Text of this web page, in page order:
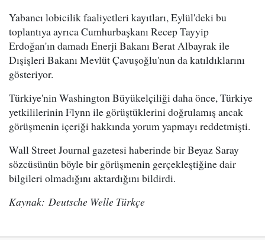
Yabancı lobicilik faaliyetleri kayıtları, Eylül'deki bu
toplantıya ayrıca Cumhurbaşkanı Recep Tayyip
Erdoğan'ın damadı Enerji Bakanı Berat Albayrak ile
Dışişleri Bakanı Mevlüt Çavuşoğlu'nun da katıldıklarını
gösteriyor.
Türkiye'nin Washington Büyükelçiliği daha önce, Türkiye
yetkililerinin Flynn ile görüştüklerini doğrulamış ancak
görüşmenin içeriği hakkında yorum yapmayı reddetmişti.
Wall Street Journal gazetesi haberinde bir Beyaz Saray
sözcüsünün böyle bir görüşmenin gerçekleştiğine dair
bilgileri olmadığını aktardığını bildirdi.
Kaynak: Deutsche Welle Türkçe